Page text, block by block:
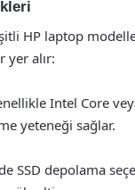
HP laptop
yer alır:
Intel Core
yeteneği sağlar.
SSD depolama